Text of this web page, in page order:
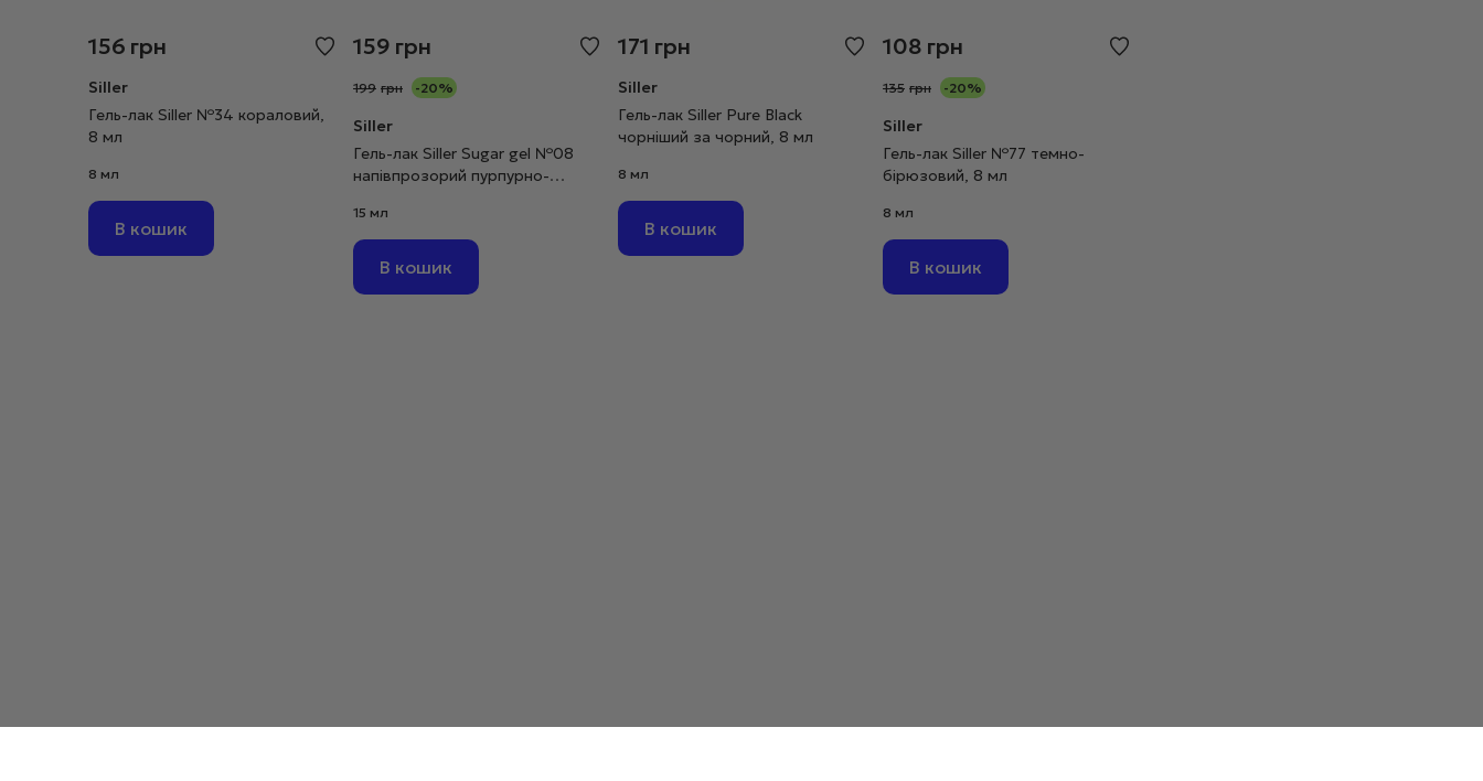
156 грн
Siller
Гель-лак Siller №34 кораловий,
8 мл
8 мл
В кошик
159 грн
199 грн -20%
Siller
Гель-лак Siller Sugar gel №08
напівпрозорий пурпурно-
15 мл
В кошик
171 грн
Siller
Гель-лак Siller Pure Black
чорніший за чорний, 8 мл
8 мл
В кошик
108 грн
135 грн -20%
Siller
Гель-лак Siller №77 темно-
бірюзовий, 8 мл
8 мл
В кошик